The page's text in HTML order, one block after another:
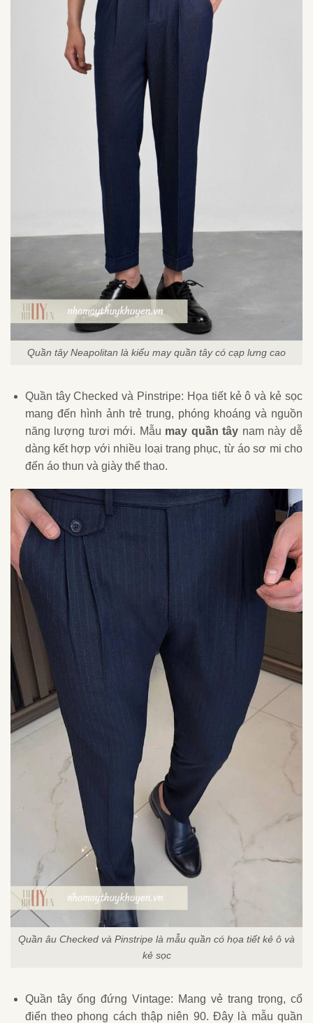
Quần tây Neapolitan là kiểu may quần tây có cạp lưng cao
Quần tây Checked và Pinstripe: Họa tiết kẻ ô và kẻ sọc
mang đến hình ảnh trẻ trung, phóng khoáng và nguồn
năng lượng tươi mới. Mẫu may quần tây nam này dễ
dàng kết hợp với nhiều loại trang phục, từ áo sơ mi cho
đến áo thun và giày thể thao.
Quần âu Checked và Pinstripe là mẫu quần có họa tiết kẻ ô và
kẻ sọc
Quần tây ống đứng Vintage: Mang vẻ trang trọng, cổ
điển theo phong cách thập niên 90. Đây là mẫu quần